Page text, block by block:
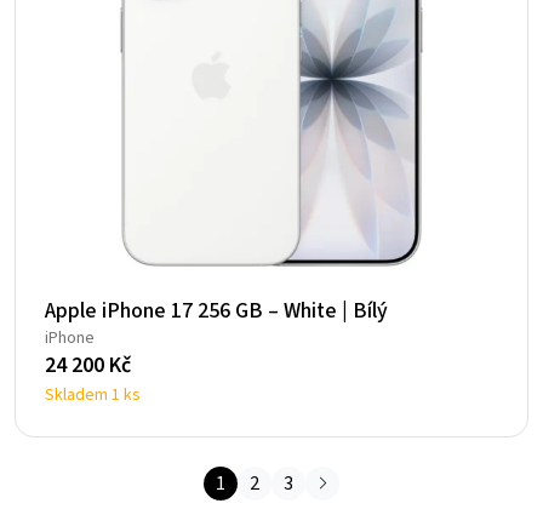
Apple iPhone 17 256 GB – White | Bílý
iPhone
24 200 Kč
Skladem 1 ks
1 2 3